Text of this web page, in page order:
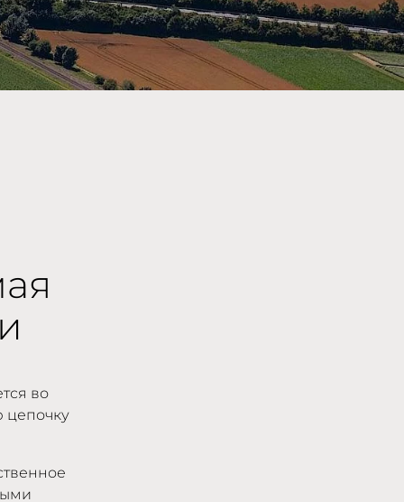
во
цепочку